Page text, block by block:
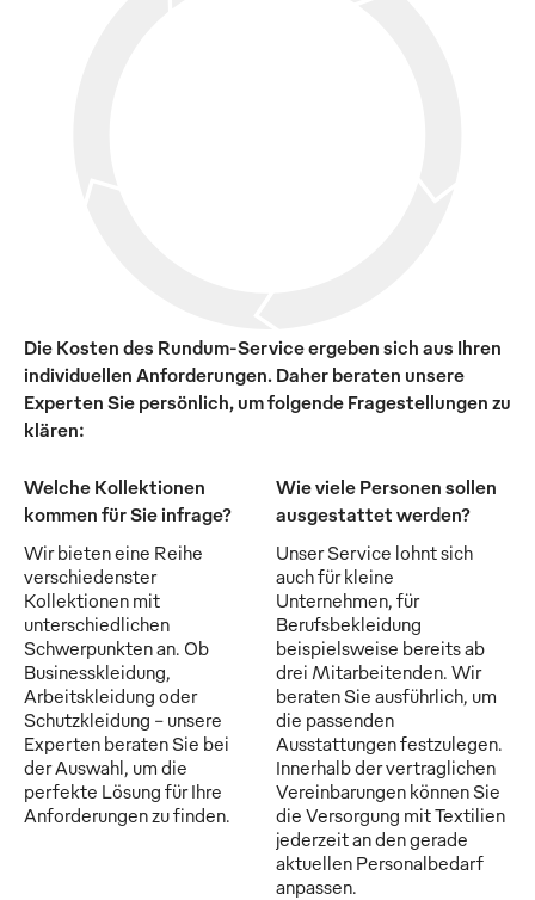
Die Kosten des Rundum-Service ergeben sich aus Ihren
individuellen Anforderungen. Daher beraten unsere
Experten Sie persönlich, um folgende Fragestellungen zu
klären:
Welche Kollektionen
kommen für Sie infrage?
Wir bieten eine Reihe
verschiedenster
Kollektionen mit
unterschiedlichen
Schwerpunkten an. Ob
Businesskleidung,
Arbeitskleidung oder
Schutzkleidung - unsere
Experten beraten Sie bei
der Auswahl, um die
perfekte Lösung für Ihre
Anforderungen zu finden.
Wie viele Personen sollen
ausgestattet werden?
Unser Service lohnt sich
auch für kleine
Unternehmen, für
Berufsbekleidung
beispielsweise bereits ab
drei Mitarbeitenden. Wir
beraten Sie ausführlich, um
die passenden
Ausstattungen festzulegen.
Innerhalb der vertraglichen
Vereinbarungen können Sie
die Versorgung mit Textilien
jederzeit an den gerade
aktuellen Personalbedarf
anpassen.